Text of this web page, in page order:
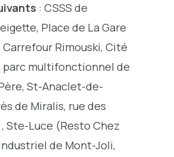
: CSSS de
Place de La Gare
Carrefour Rimouski, Cité
parc multifonctionnel de
St-Anaclet-de-
de Miralis, rue des
Ste-Luce (Resto Chez
de Mont-Joli,